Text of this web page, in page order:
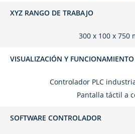
XYZ RANGO DE TRABAJO
300 x 100 x 750
VISUALIZACIÓN Y FUNCIONAMIENTO
Controlador PLC
Pantalla táctil a
SOFTWARE CONTROLADOR